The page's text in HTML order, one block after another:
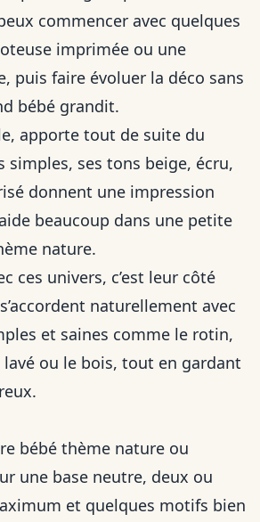
commencer avec quelques
imprimée ou une
puis faire évoluer la déco sans
bébé grandit.
apporte tout de suite du
simples, ses tons beige, écru,
donnent une impression
beaucoup dans une petite
nature.
ces univers, c’est leur côté
naturellement avec
et saines comme le rotin,
ou le bois, tout en gardant
bébé thème nature ou
une base neutre, deux ou
et quelques motifs bien